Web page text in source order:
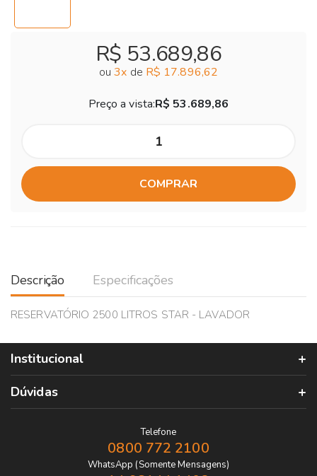
R$ 53.689,86
ou3x de R$ 17.896,62
Preço a vista:R$ 53.689,86
COMPRAR
Descrição Especificações
RESERVATÓRIO 2500 LITROS STAR - LAVADOR
Institucional
Dúvidas
Telefone
0800 772 2100
WhatsApp (Somente Mensagens)